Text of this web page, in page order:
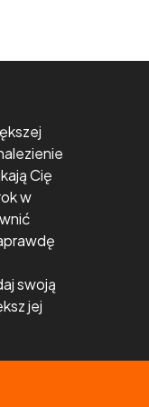
Cię
w
swoją
jej